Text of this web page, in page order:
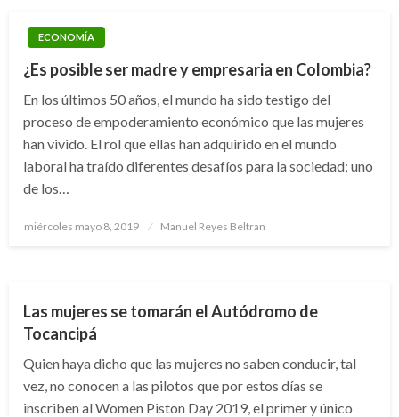
ECONOMÍA
¿Es posible ser madre y empresaria en Colombia?
En los últimos 50 años, el mundo ha sido testigo del
proceso de empoderamiento económico que las mujeres
han vivido. El rol que ellas han adquirido en el mundo
laboral ha traído diferentes desafíos para la sociedad; uno
de los…
Publicado
miércoles mayo 8, 2019 Manuel Reyes Beltran
Las mujeres se tomarán el Autódromo de
Tocancipá
Quien haya dicho que las mujeres no saben conducir, tal
vez, no conocen a las pilotos que por estos días se
inscriben al Women Piston Day 2019, el primer y único